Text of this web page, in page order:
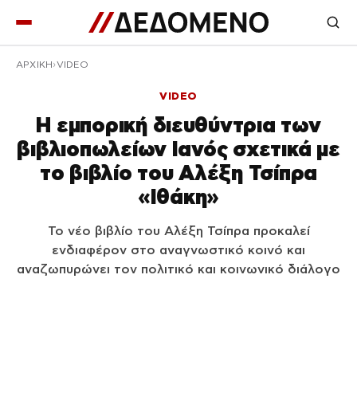
ΑΡΧΙΚΉ VIDEO
VIDEO
Η εμπορική διευθύντρια των
βιβλιοπωλείων Ιανός σχετικά με
το βιβλίο του Αλέξη Τσίπρα
«Ιθάκη»
Το νέο βιβλίο του Αλέξη Τσίπρα προκαλεί
ενδιαφέρον στο αναγνωστικό κοινό και
αναζωπυρώνει τον πολιτικό και κοινωνικό διάλογο